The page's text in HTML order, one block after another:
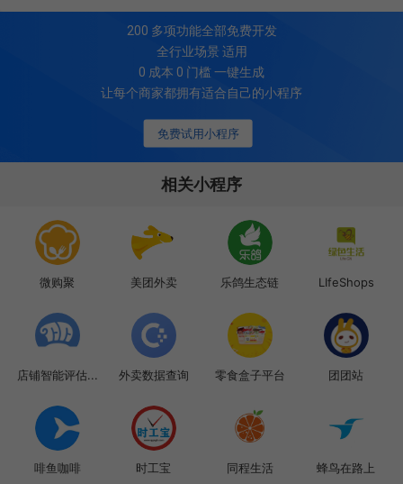
免费试用小程序
200 多项功能全部免费开发
全行业场景 适用
0 成本 0 门槛 一键生成
让每个商家都拥有适合自己的小程序
相关小程序
微购聚 美团外卖 乐鸽生态链 LIfeShops
店铺智能评估... 外卖数据查询 零食盒子平台 团团站
啡鱼咖啡 时工宝 同程生活 蜂鸟在路上